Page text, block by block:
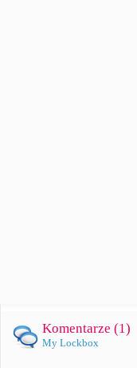
Komentarze (1)
My Lockbox